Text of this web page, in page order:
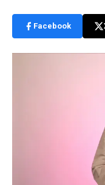
Facebook